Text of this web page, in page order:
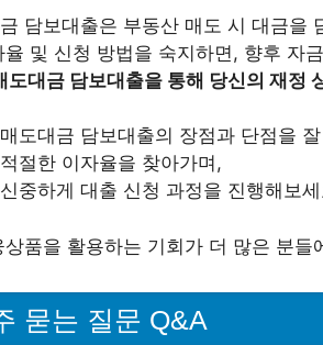
담보대출은 부동산 매도 시 대금을
율 및 신청 방법을 숙지하면, 향후 자
도대금 담보대출을 통해 당신의 재정
매도대금 담보대출의 장점과 단점을
적절한 이자율을 찾아가며,
신중하게 대출 신청 과정을 진행해보
상품을 활용하는 기회가 더 많은 분들
묻는 질문 Q&A